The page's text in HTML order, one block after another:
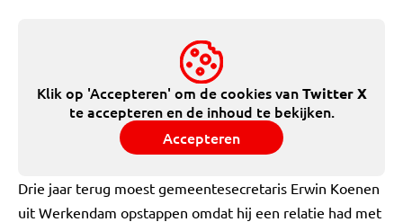
Klik op 'Accepteren' om de cookies vanTwitter X
te accepteren en de inhoud te bekijken.
Accepteren
Drie jaar terug moest gemeentesecretaris Erwin Koenen
uit Werkendam opstappen omdat hij een relatie had met